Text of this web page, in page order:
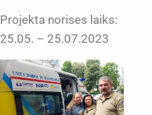
Projekta norises laiks:
25.05. – 25.07.2023